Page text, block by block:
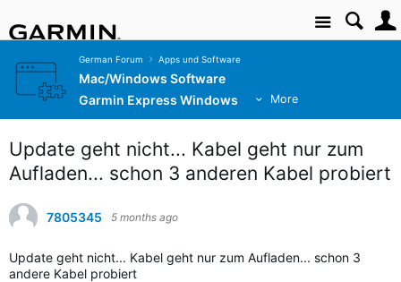
Site
German Forum Apps und Software
Mac/Windows Software
Garmin Express Windows
More
Update geht nicht... Kabel geht nur zum
Aufladen... schon 3 anderen Kabel probiert
7805345 5 months ago
Update geht nicht... Kabel geht nur zum Aufladen... schon 3
andere Kabel probiert